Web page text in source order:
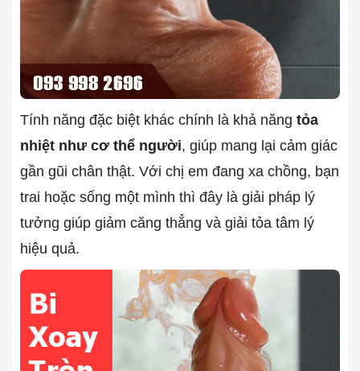
Tính năng đặc biệt khác chính là khả năng tỏa
nhiệt như cơ thể người, giúp mang lại cảm giác
gần gũi chân thật. Với chị em đang xa chồng, bạn
trai hoặc sống một mình thì đây là giải pháp lý
tưởng giúp giảm căng thẳng và giải tỏa tâm lý
hiệu quả.